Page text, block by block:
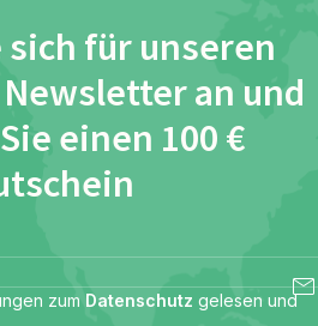
sich für unseren
an und
einen 100 €
zum Datenschutz gelesen und